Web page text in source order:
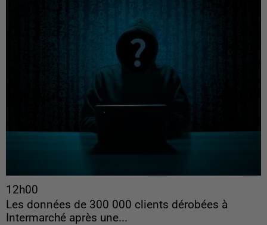
12h00
Les données de 300 000 clients dérobées à
Intermarché après une...